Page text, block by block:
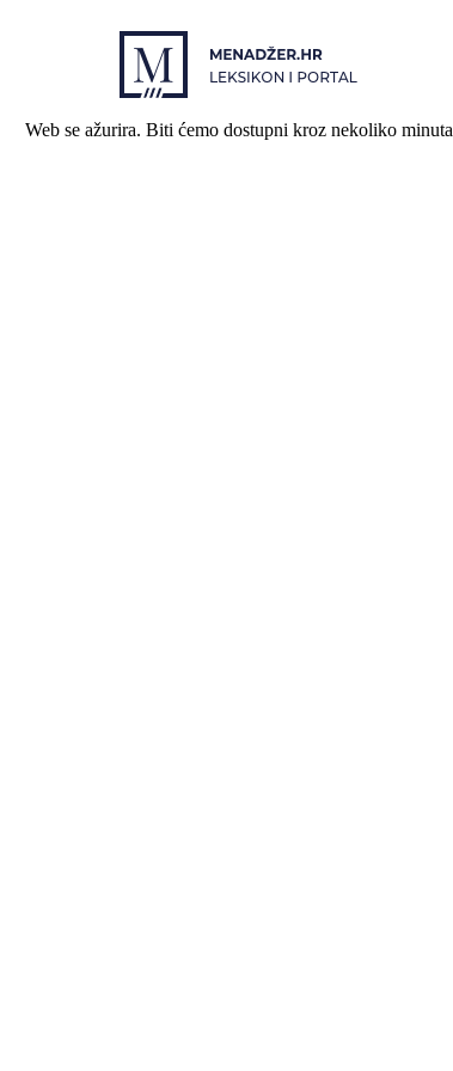
Web se ažurira. Biti ćemo dostupni kroz nekoliko minuta